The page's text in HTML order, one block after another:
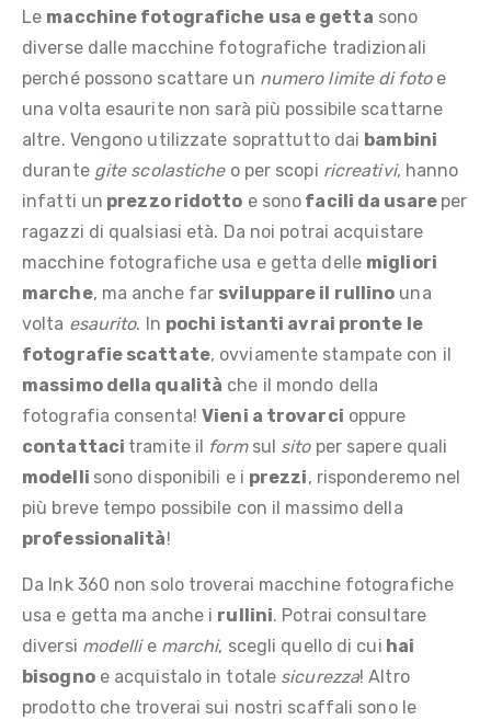
Le macchine fotografiche usa e getta sono
diverse dalle macchine fotografiche tradizionali
perché possono scattare un numero limite di fotoe
una volta esaurite non sarà più possibile scattarne
altre. Vengono utilizzate soprattutto dai bambini
durante gite scolastiche o per scopi ricreativi, hanno
infatti un prezzo ridotto e sono facili da usare per
ragazzi di qualsiasi età. Da noi potrai acquistare
macchine fotografiche usa e getta delle migliori
marche, ma anche far sviluppare il rullino una
volta esaurito. In pochi istanti avrai pronte le
fotografie scattate, ovviamente stampate con il
massimo della qualità che il mondo della
fotografia consenta!Vieni a trovarci oppure
contattaci tramite il form sul sito per sapere quali
modelli sono disponibili e i prezzi, risponderemo nel
più breve tempo possibile con il massimo della
professionalità!
Da Ink 360 non solo troverai macchine fotografiche
usa e getta ma anche i rullini. Potrai consultare
diversi modelli e marchi, scegli quello di cui hai
bisognoe acquistalo in totale sicurezza! Altro
prodotto che troverai sui nostri scaffali sono le